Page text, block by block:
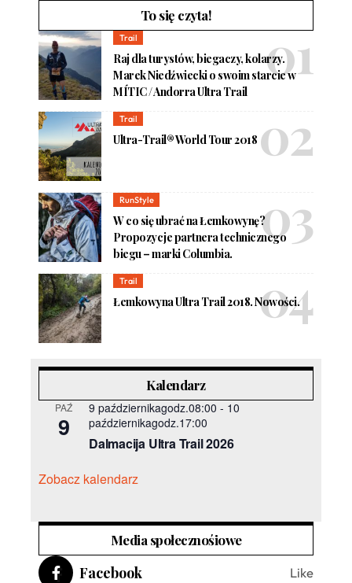
To się czyta!
Trail
Raj dla turystów, biegaczy, kolarzy.
Marek Niedźwiecki o swoim starcie w
MÍTIC / Andorra Ultra Trail
Trail
Ultra-Trail® World Tour 2018
RunStyle
W co się ubrać na Łemkowynę?
Propozycje partnera technicznego
biegu – marki Columbia.
Trail
Łemkowyna Ultra Trail 2018. Nowości.
Kalendarz
PAŹ
9
9 październikagodz.08:00 - 10
październikagodz.17:00
Dalmacija Ultra Trail 2026
Zobacz kalendarz
Media społecznośiowe
Facebook Like